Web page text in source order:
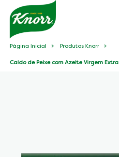
Página Inicial Produtos Knorr
Caldo de Peixe com Azeite Virgem Extra